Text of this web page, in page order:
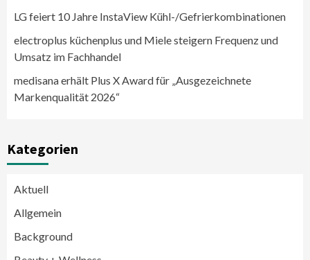
LG feiert 10 Jahre InstaView Kühl-/Gefrierkombinationen
electroplus küchenplus und Miele steigern Frequenz und
Umsatz im Fachhandel
medisana erhält Plus X Award für „Ausgezeichnete
Markenqualität 2026“
Kategorien
Aktuell
Allgemein
Background